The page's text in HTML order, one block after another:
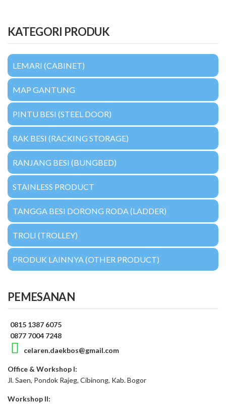
KATEGORI PRODUK
LEMARI (CABINET)
MAP GANTUNG
PINTU BESI (STEEL DOOR)
RAK BESI (RACKING STORAGE)
RANJANG BESI (BUNGBED)
STAINLESS PRODUCT
TANGGA BESI DORONG RODA (LADDER)
TROLI (TROLLEY)
PRODUK LAINNYA (OTHER PRODUCT)
PEMESANAN
0815 1387 6075
0877 7004 7248
celaren.daekbos@gmail.com
Office & Workshop I:
Jl. Saen, Pondok Rajeg, Cibinong, Kab. Bogor
Workshop II: